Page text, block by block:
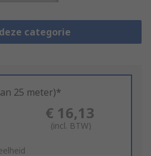
categorie
25 meter)*
€ 16,13
(incl. BTW)